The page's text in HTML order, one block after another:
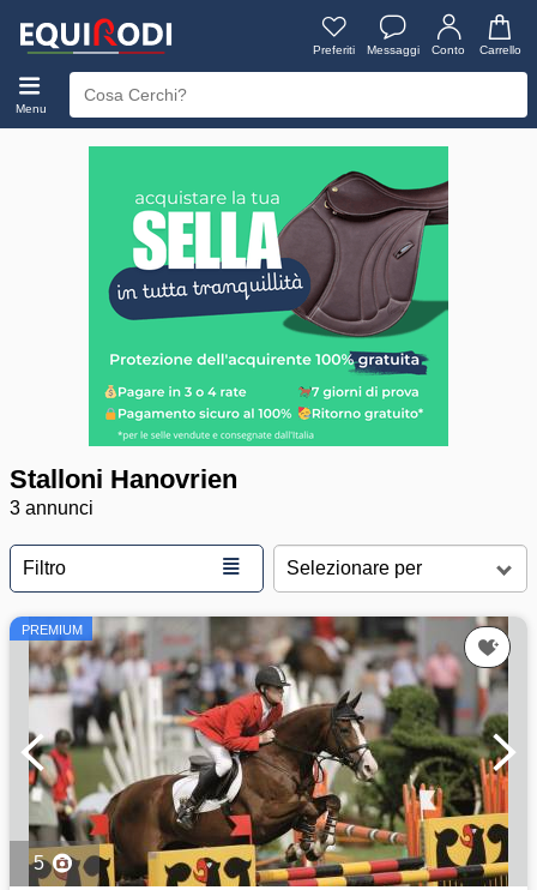
Preferiti Messaggi Conto Carrello
Menu
Stalloni Hanovrien
3 annunci
Filtro ≣
PREMIUM
5